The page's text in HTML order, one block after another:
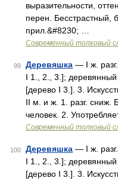
выразительности,
перен. Бесстрастный,
прил.&#8230; …
Современный толковый
99 Деревяшка — I ж.
I 1., 2., 3.]; деревянный
[дерево I 3.]. 3.
II м. и ж. 1. разг. сниж.
человек. 2.
Современный толковый
100 Деревяшка — I ж.
I 1., 2., 3.]; деревянный
[дерево I 3.]. 3.